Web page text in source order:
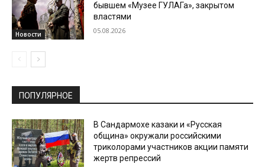
Новости
бывшем «Музее ГУЛАГа», закрытом
властями
05.08.2026
ПОПУЛЯРНОЕ
В Сандармохе казаки и «Русская
община» окружали российскими
триколорами участников акции памяти
жертв репрессий